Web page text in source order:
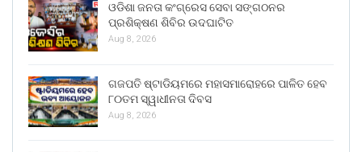
ଓଡିଶା ଜନତା କଂଗ୍ରେସ ସେବା ସଙ୍ଗଠନର
ପ୍ରଶିକ୍ଷଣ ଶିବିର ଉଦଘାଟିତ
Aug 8, 2026
ଗଜପତି ଷ୍ଟାଡିୟମରେ ମହାସମାରୋହରେ ପାଳିତ ହେବ
୮୦ତମ ସ୍ୱାଧୀନତା ଦିବସ
Aug 8, 2026